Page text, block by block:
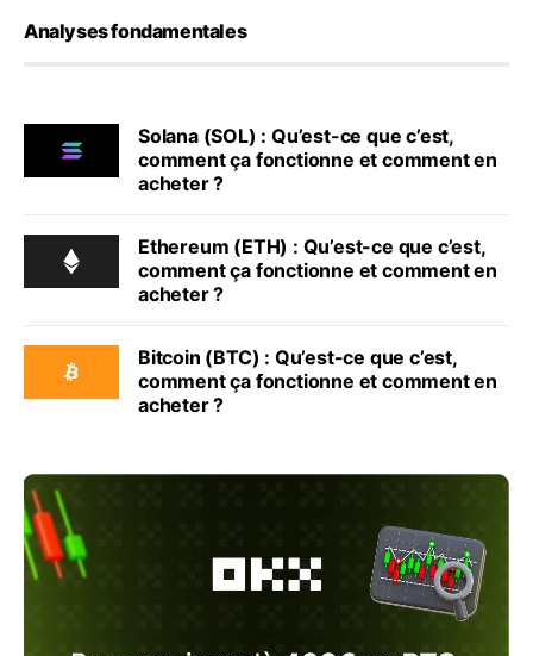
Analyses fondamentales
Solana (SOL) : Qu’est-ce que c’est,
comment ça fonctionne et comment en
acheter ?
Ethereum (ETH) : Qu’est-ce que c’est,
comment ça fonctionne et comment en
acheter ?
Bitcoin (BTC) : Qu’est-ce que c’est,
comment ça fonctionne et comment en
acheter ?